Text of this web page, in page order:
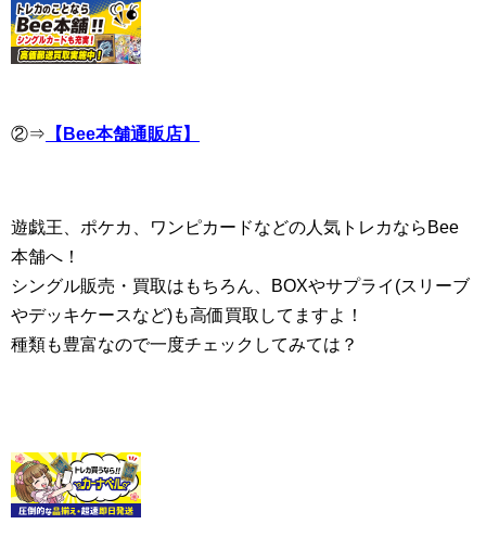
②⇒ 【Bee本舗通販店】
遊戯王、ポケカ、ワンピカードなどの人気トレカならBee
本舗へ！
シングル販売・買取はもちろん、BOXやサプライ(スリーブ
やデッキケースなど)も高価買取してますよ！
種類も豊富なので一度チェックしてみては？